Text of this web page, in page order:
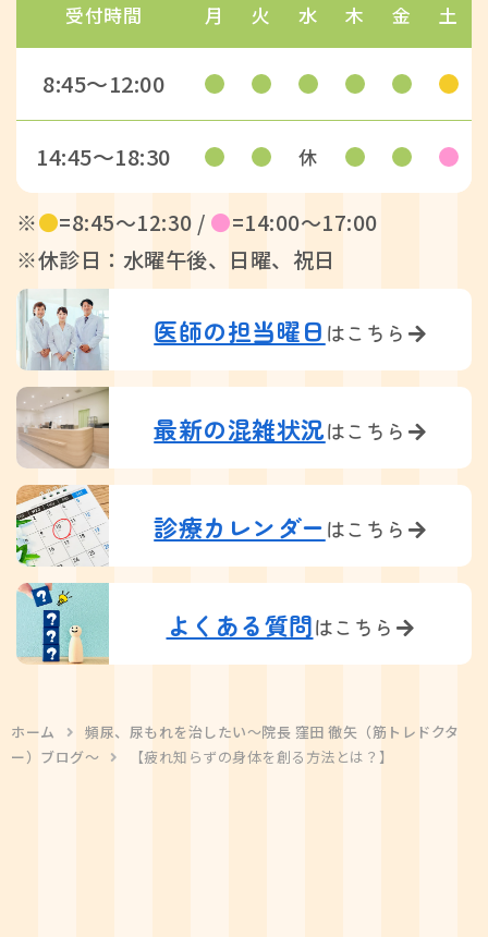
受付時間 月 火 水 木 金 土
8:45〜12:00
14:45〜18:30 休
※●=8:45〜12:30 / ●=14:00〜17:00
※休診日：水曜午後、日曜、祝日
医師の担当曜日 はこちら
最新の混雑状況はこちら
診療カレンダーはこちら
よくある質問はこちら
ホーム
頻尿、尿もれを治したい〜院長 窪田 徹矢（筋トレドクタ
ー）ブログ〜
【疲れ知らずの身体を創る方法とは？】